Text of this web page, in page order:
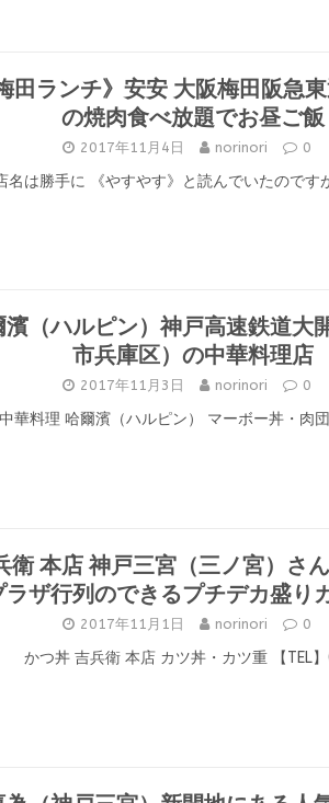
田ランチ》安安 大阪梅田阪急
の焼肉食べ放題でお昼ご飯
2017年11月4日 norinori 0
名は勝手に 《やすやす》と読んでいたのです
（ハルピン）神戸高速鉄道大
市兵庫区）の中華料理店
2017年11月3日 norinori 0
中華料理 哈爾濱（ハルピン） マーボー丼・肉
衛 本店 神戸三宮（三ノ宮）さ
ザ行列のできるプチデカ盛り
2017年11月1日 norinori 0
かつ丼 吉兵衛 本店 カツ丼・カツ重 【TEL